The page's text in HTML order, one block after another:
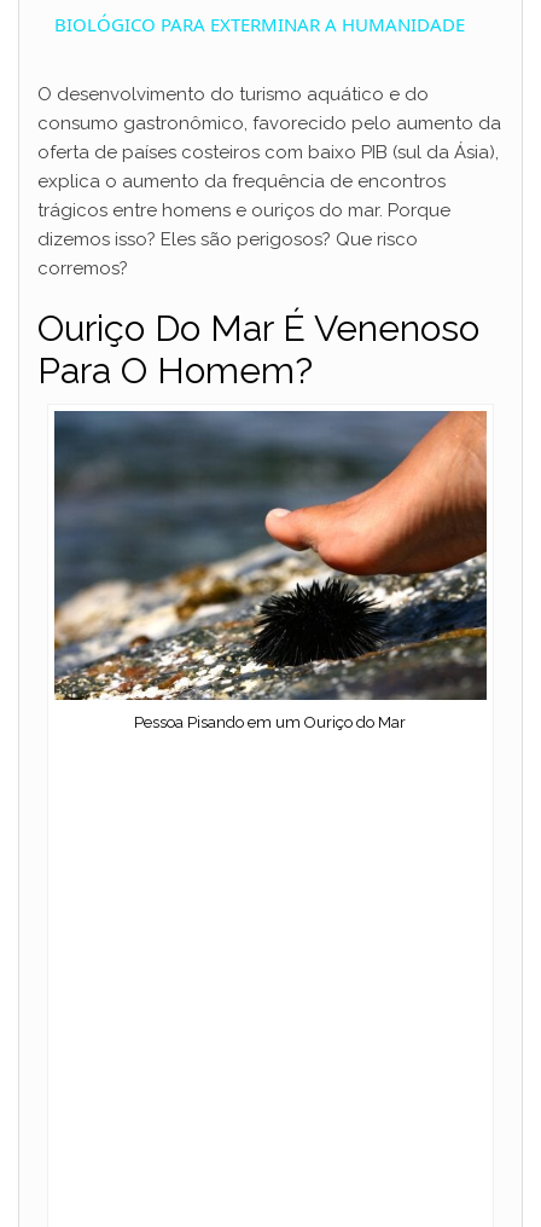
a
y
V
i
d
e
o
BIOLÓGICO PARA EXTERMINAR A HUMANIDADE
O desenvolvimento do turismo aquático e do
consumo gastronômico, favorecido pelo aumento da
oferta de países costeiros com baixo PIB (sul da Ásia),
explica o aumento da frequência de encontros
trágicos entre homens e ouriços do mar. Porque
dizemos isso? Eles são perigosos? Que risco
corremos?
Ouriço Do Mar É Venenoso
Para O Homem?
Pessoa Pisando em um Ouriço do Mar